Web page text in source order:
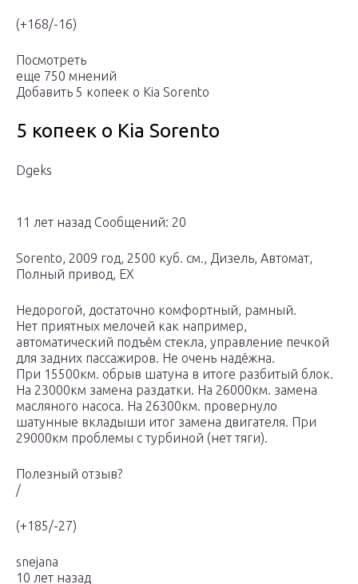
(+168/-16)
Посмотреть
еще 750 мнений
Добавить 5 копеек о Kia Sorento
5 копеек о Kia Sorento
Dgeks
11 лет назад Сообщений: 20
Sorento, 2009 год, 2500 куб. см., Дизель, Автомат,
Полный привод, EX
Недорогой, достаточно комфортный, рамный.
Нет приятных мелочей как например,
автоматический подъём стекла, управление печкой
для задних пассажиров. Не очень надёжна.
При 15500км. обрыв шатуна в итоге разбитый блок.
На 23000км замена раздатки. На 26000км. замена
масляного насоса. На 26300км. провернуло
шатунные вкладыши итог замена двигателя. При
29000км проблемы с турбиной (нет тяги).
Полезный отзыв?
/
(+185/-27)
snejana
10 лет назад